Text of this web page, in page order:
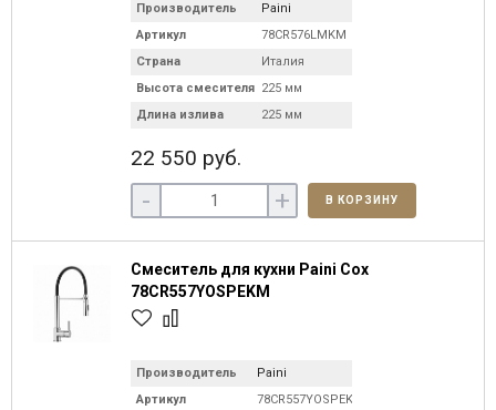
Производитель
Paini
Артикул
78CR576LMKM
Страна
Италия
Высота смесителя 225 мм
Длина излива
225 мм
22 550 руб.
- + В КОРЗИНУ
Смеситель для кухни Paini Cox
78CR557YOSPEKM
Производитель
Paini
Артикул
78CR557YOSPEKM